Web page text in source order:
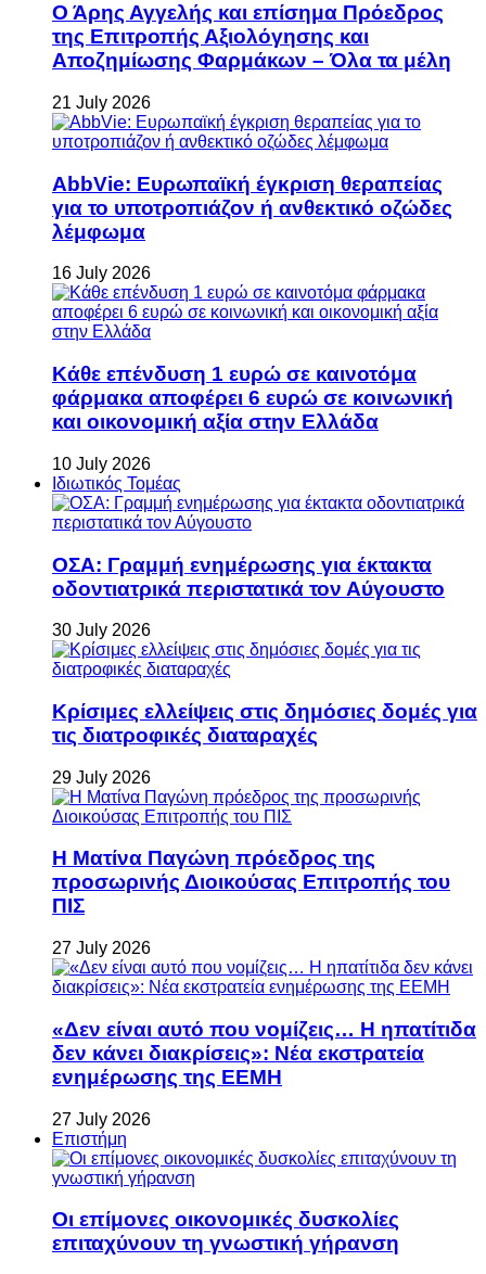
Ο Άρης Αγγελής και επίσημα Πρόεδρος
της Επιτροπής Αξιολόγησης και
Αποζημίωσης Φαρμάκων – Όλα τα μέλη
21 July 2026
AbbVie: Ευρωπαϊκή έγκριση θεραπείας
για το υποτροπιάζον ή ανθεκτικό οζώδες
λέμφωμα
16 July 2026
Κάθε επένδυση 1 ευρώ σε καινοτόμα
φάρμακα αποφέρει 6 ευρώ σε κοινωνική
και οικονομική αξία στην Ελλάδα
10 July 2026
Ιδιωτικός Τομέας
ΟΣΑ: Γραμμή ενημέρωσης για έκτακτα
οδοντιατρικά περιστατικά τον Αύγουστο
30 July 2026
Κρίσιμες ελλείψεις στις δημόσιες δομές για
τις διατροφικές διαταραχές
29 July 2026
Η Ματίνα Παγώνη πρόεδρος της
προσωρινής Διοικούσας Επιτροπής του
ΠΙΣ
27 July 2026
«Δεν είναι αυτό που νομίζεις… Η ηπατίτιδα
δεν κάνει διακρίσεις»: Νέα εκστρατεία
ενημέρωσης της ΕΕΜΗ
27 July 2026
Επιστήμη
Οι επίμονες οικονομικές δυσκολίες
επιταχύνουν τη γνωστική γήρανση